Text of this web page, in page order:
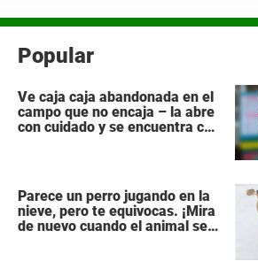
Popular
Ve caja caja abandonada en el
campo que no encaja – la abre
con cuidado y se encuentra con
Parece un perro jugando en la
nieve, pero te equivocas. ¡Mira
de nuevo cuando el animal se